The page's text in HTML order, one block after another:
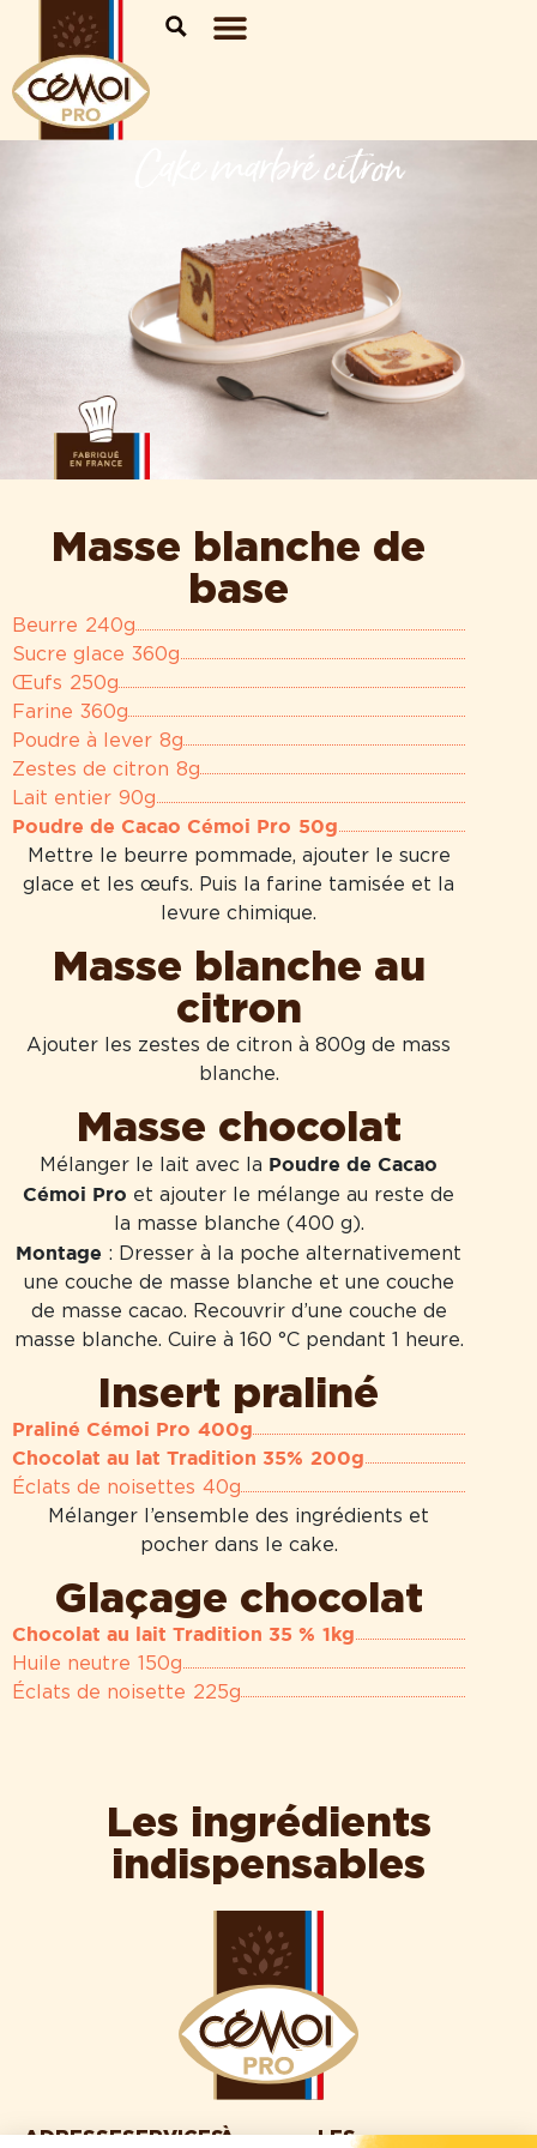
Cake marbré citron
Masse blanche de
base
Beurre 240g
Sucre glace 360g
Œufs 250g
Farine 360g
Poudre à lever 8g
Zestes de citron 8g
Lait entier 90g
Poudre de Cacao Cémoi Pro 50g
Mettre le beurre pommade, ajouter le sucre
glace et les œufs. Puis la farine tamisée et la
levure chimique.
Masse blanche au
citron
Ajouter les zestes de citron à 800g de mass
blanche.
Masse chocolat
Mélanger le lait avec la Poudre de Cacao
Cémoi Pro et ajouter le mélange au reste de
la masse blanche (400 g).
Montage : Dresser à la poche alternativement
une couche de masse blanche et une couche
de masse cacao. Recouvrir d’une couche de
masse blanche. Cuire à 160 °C pendant 1 heure.
Insert praliné
Praliné Cémoi Pro 400g
Chocolat au lat Tradition 35% 200g
Éclats de noisettes 40g
Mélanger l’ensemble des ingrédients et
pocher dans le cake.
Glaçage chocolat
Chocolat au lait Tradition 35 % 1kg
Huile neutre 150g
Éclats de noisette 225g
Les ingrédients
indispensables
ADRESSESERVICESÀ LES